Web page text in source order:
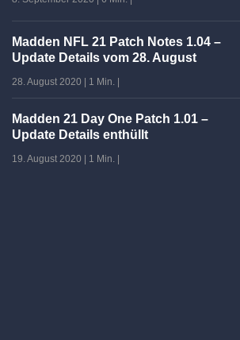
Madden NFL 21 Patch Notes 1.04 –
Update Details vom 28. August
28. August 2020 1 Min.
Madden 21 Day One Patch 1.01 –
Update Details enthüllt
19. August 2020 | 1 Min. |